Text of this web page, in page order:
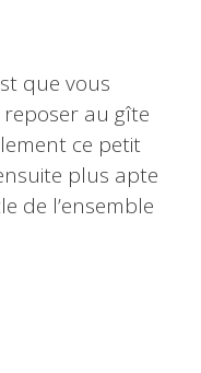
que vous
au gîte
ce petit
plus apte
de l’ensemble